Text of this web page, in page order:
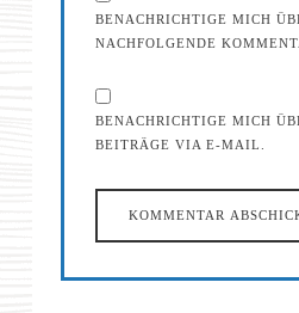
BENACHRICHTIGE MICH
NACHFOLGENDE
BENACHRICHTIGE MICH
BEITRÄGE VIA E-MAIL.